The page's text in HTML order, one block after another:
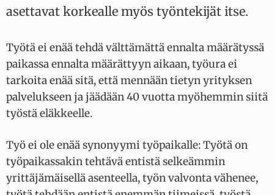
asettavat korkealle myös työntekijät itse.
Työtä ei enää tehdä välttämättä ennalta määrätyssä
paikassa ennalta määrättyyn aikaan, työura ei
tarkoita enää sitä, että mennään tietyn yrityksen
palvelukseen ja jäädään 40 vuotta myöhemmin siitä
työstä eläkkeelle.
Työ ei ole enää synonyymi työpaikalle: Työtä on
työpaikassakin tehtävä entistä selkeämmin
yrittäjämäisellä asenteella, työn valvonta vähenee,